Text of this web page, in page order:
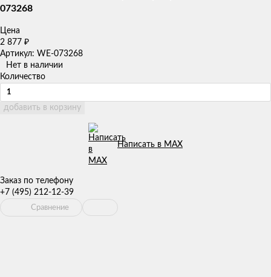
073268
Цена
2 877 ₽
Артикул: WE-073268
Нет в наличии
Количество
добавить в корзину
Написать в MAX
Заказ по телефону
+7 (495) 212-12-39
Сравнение